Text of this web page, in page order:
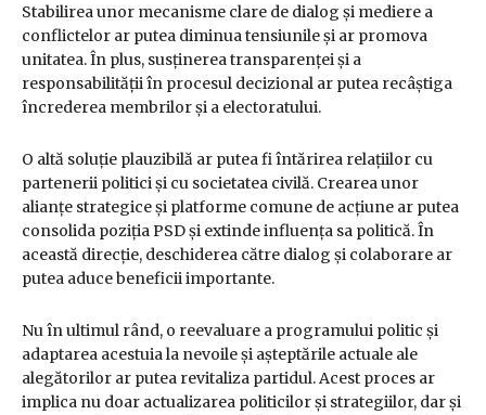
Stabilirea unor mecanisme clare de dialog și mediere a
conflictelor ar putea diminua tensiunile și ar promova
unitatea. În plus, susținerea transparenței și a
responsabilității în procesul decizional ar putea recâștiga
încrederea membrilor și a electoratului.
O altă soluție plauzibilă ar putea fi întărirea relațiilor cu
partenerii politici și cu societatea civilă. Crearea unor
alianțe strategice și platforme comune de acțiune ar putea
consolida poziția PSD și extinde influența sa politică. În
această direcție, deschiderea către dialog și colaborare ar
putea aduce beneficii importante.
Nu în ultimul rând, o reevaluare a programului politic și
adaptarea acestuia la nevoile și așteptările actuale ale
alegătorilor ar putea revitaliza partidul. Acest proces ar
implica nu doar actualizarea politicilor și strategiilor, dar și